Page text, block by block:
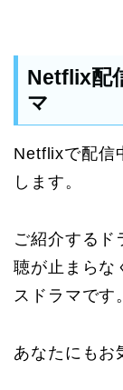
Netflix配
マ
Netflixで配信
します。
ご紹介するド
聴が止まらな
スドラマです
あなたにもお